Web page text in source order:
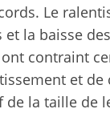
Le
et la baisse
contraint
et de
de la taille de